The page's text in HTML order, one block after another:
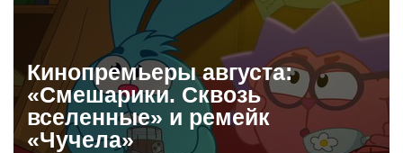
Кинопремьеры августа:
«Смешарики. Сквозь
вселенные» и ремейк
«Чучела»